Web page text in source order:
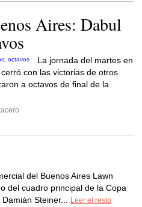
Aires: Dabul
La jornada del martes en
con las victorias de otros
a octavos de final de la
del Buenos Aires Lawn
del cuadro principal de la Copa
Steiner...
Leer el resto